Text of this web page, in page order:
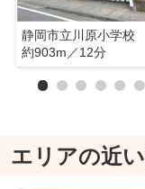
静岡市立川原小学校
約903m／12分
エリアの近